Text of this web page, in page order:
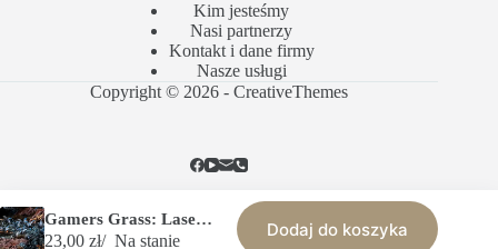
Kim jesteśmy
Nasi partnerzy
Kontakt i dane firmy
Nasze usługi
Copyright © 2026 -CreativeThemes
Polityka Prywatności
Regulamin Sklepu
Gamers Grass: Laser Plants – Alien Fern – Paproć kosmiczna
23,00 zł Na stanie
Dodaj do koszyka